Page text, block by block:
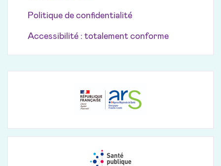
Politique de confidentialité
Accessibilité : totalement conforme